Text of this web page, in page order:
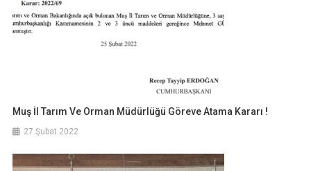
Muş İl Tarım Ve Orman Müdürlüğü Göreve Atama Kararı !
27 Şubat 2022